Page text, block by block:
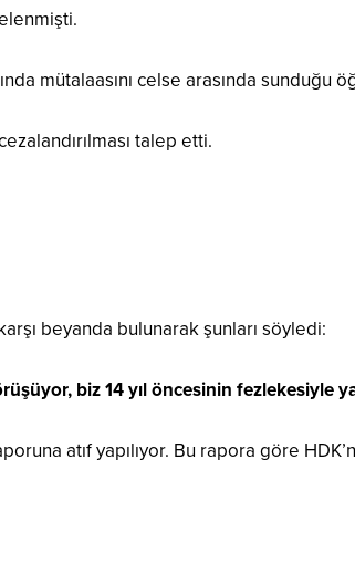
mütalaasını celse arasında sunduğu
talep etti.
beyanda bulunarak şunları söyledi:
biz 14 yıl öncesinin fezlekesiyle
atıf yapılıyor. Bu rapora göre